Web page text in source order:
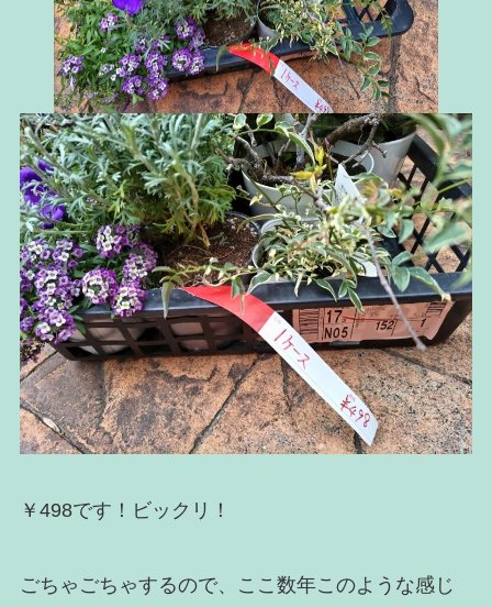
￥498です！ビックリ！
ごちゃごちゃするので、ここ数年このような感じ